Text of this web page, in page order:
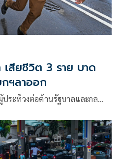
เสียชีวิต 3 ราย บาด
ฯลาออก
ประท้วงต่อต้านรัฐบาลและกล…